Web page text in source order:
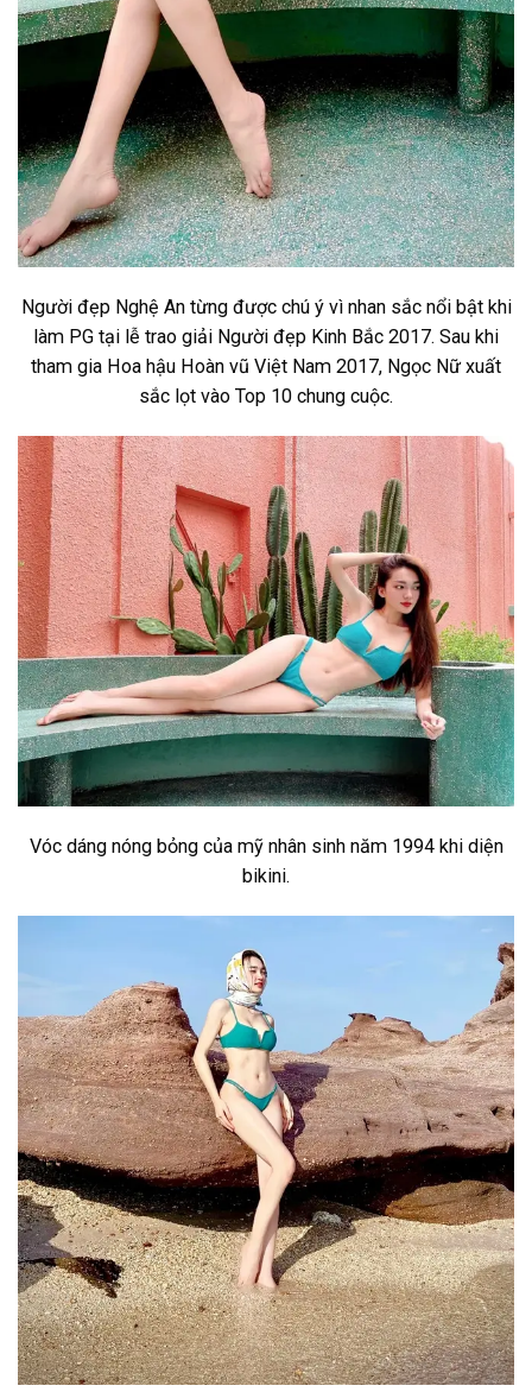
Người đẹp Nghệ An từng được chú ý vì nhan sắc nổi bật khi
làm PG tại lễ trao giải Người đẹp Kinh Bắc 2017. Sau khi
tham gia Hoa hậu Hoàn vũ Việt Nam 2017, Ngọc Nữ xuất
sắc lọt vào Top 10 chung cuộc.
Vóc dáng nóng bỏng của mỹ nhân sinh năm 1994 khi diện
bikini.